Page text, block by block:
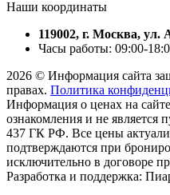
Наши координаты
119002, г. Москва, ул.
Часы работы: 09:00-
2026 © Информация сайта
правах. Политика
Информация о ценах на
ознакомления и не является
437 ГК РФ. Все цены
подтверждаются при
исключительно в договоре
Разработка и поддержка: